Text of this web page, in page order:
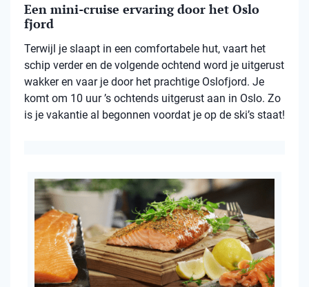
Een mini-cruise ervaring door het Oslo
fjord
Terwijl je slaapt in een comfortabele hut, vaart het
schip verder en de volgende ochtend word je uitgerust
wakker en vaar je door het prachtige Oslofjord. Je
komt om 10 uur ’s ochtends uitgerust aan in Oslo. Zo
is je vakantie al begonnen voordat je op de ski’s staat!